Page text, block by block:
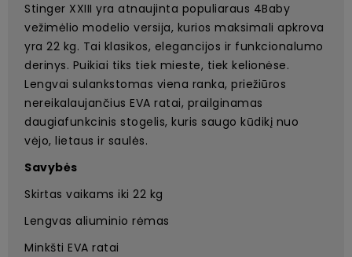
Stinger XXIII yra atnaujinta populiaraus 4Baby
vežimėlio modelio versija, kurios maksimali apkrova
yra 22 kg. Tai klasikos, elegancijos ir funkcionalumo
derinys. Puikiai tiks tiek mieste, tiek kelionėse.
Lengvai sulankstomas viena ranka, priežiūros
nereikalaujančius EVA ratai, prailginamas
daugiafunkcinis stogelis, kuris saugo kūdikį nuo
vėjo, lietaus ir saulės.
Savybės
Skirtas vaikams iki 22 kg
Lengvas aliuminio rėmas
Minkšti EVA ratai